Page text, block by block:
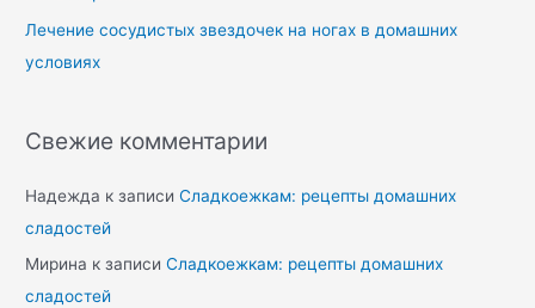
Лечение сосудистых звездочек на ногах в домашних
условиях
Свежие комментарии
Надежда к записиСладкоежкам: рецепты домашних
сладостей
Мирина к записиСладкоежкам: рецепты домашних
сладостей